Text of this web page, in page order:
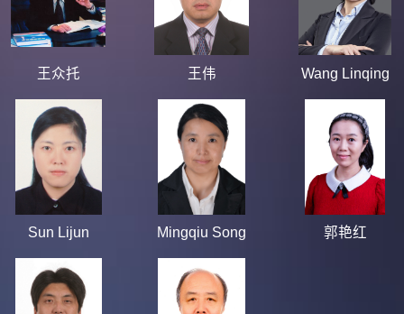
王众托 王伟 Wang Linqing
Sun Lijun Mingqiu Song 郭艳红